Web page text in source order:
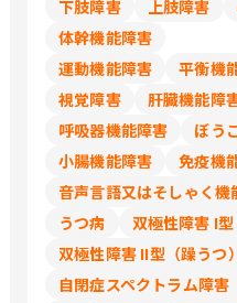
下肢障害
上肢障害
体幹機能障害
運動機能障害
平衡機
視覚障害
肝臓機能障
呼吸器機能障害
ぼう
小腸機能障害
免疫機
音声言語又はそしゃく機
うつ病
双極性障害 I型
双極性障害 II型（躁うつ）